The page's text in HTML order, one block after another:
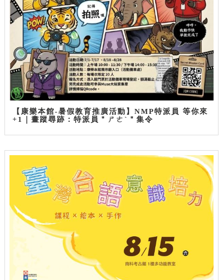
【康樂本館-暑假教育推廣活動】NMP特派員 等你來
+1｜畫蹤尋跡：特派員＂ㄕㄜˋ＂集令